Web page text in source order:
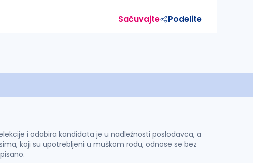
Sačuvajte Podelite
i odabira kandidata je u nadležnosti poslodavca, a
koji su upotrebljeni u muškom rodu, odnose se bez